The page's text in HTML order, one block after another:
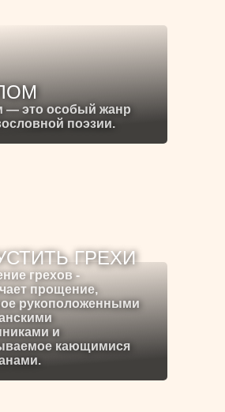
— это особый жанр
поэзии.
ГРЕХИ
грехов -
прощение,
рукоположенными
и
кающимися